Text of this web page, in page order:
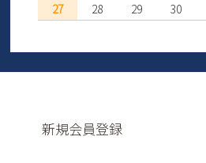
27
28 29 30
新規会員登録